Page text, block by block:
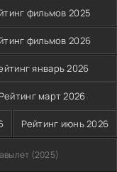
фильмов 2025
фильмов 2026
январь 2026
Рейтинг март 2026
Рейтинг июнь 2026
(2025)